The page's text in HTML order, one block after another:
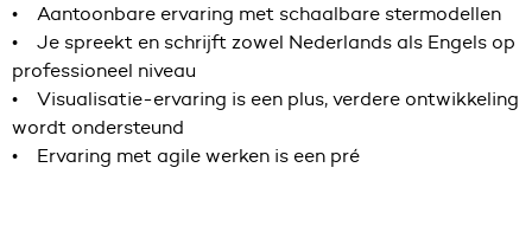
• Aantoonbare ervaring met schaalbare stermodellen
• Je spreekt en schrijft zowel Nederlands als Engels op
professioneel niveau
• Visualisatie-ervaring is een plus, verdere ontwikkeling
wordt ondersteund
• Ervaring met agile werken is een pré